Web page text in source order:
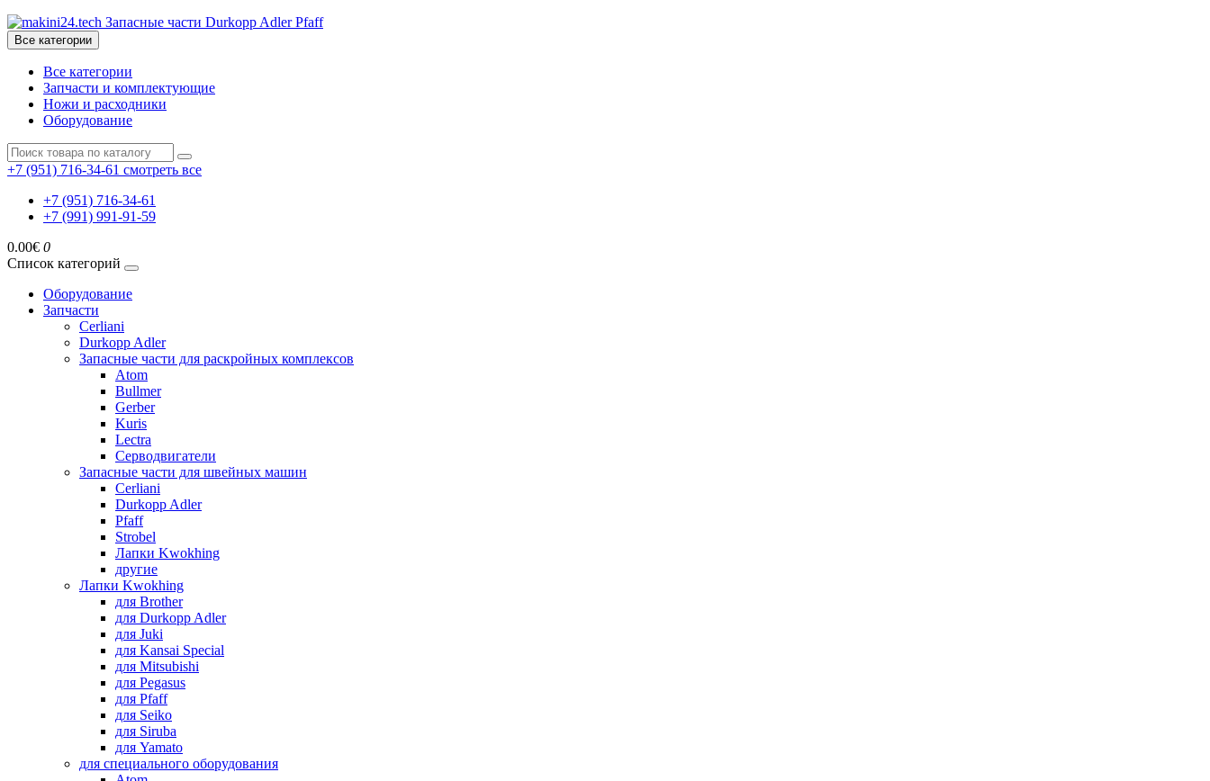
Все категории
Все категории
Запчасти и комплектующие
Ножи и расходники
Оборудование
+7 (951) 716-34-61 смотреть все
+7 (951) 716-34-61
+7 (991) 991-91-59
0.00€ 0
Список категорий
Оборудование
Запчасти
Cerliani
Durkopp Adler
Запасные части для раскройных комплексов
Atom
Bullmer
Gerber
Kuris
Lectra
Серводвигатели
Запасные части для швейных машин
Cerliani
Durkopp Adler
Pfaff
Strobel
Лапки Kwokhing
другие
Лапки Kwokhing
для Brother
для Durkopp Adler
для Juki
для Kansai Special
для Mitsubishi
для Pegasus
для Pfaff
для Seiko
для Siruba
для Yamato
для специального оборудования